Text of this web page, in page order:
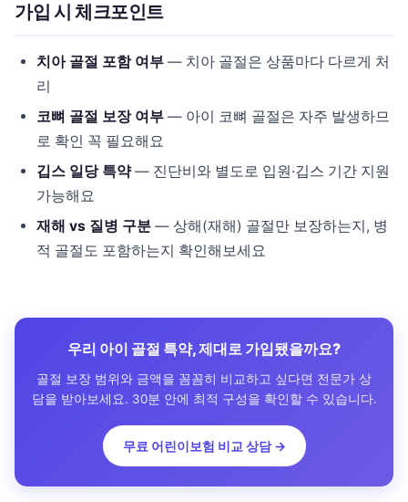
가입 시 체크포인트
치아 골절 포함 여부 — 치아 골절은 상품마다 다르게 처
리
코뼈 골절 보장 여부 — 아이 코뼈 골절은 자주 발생하므
로 확인 꼭 필요해요
깁스 일당 특약— 진단비와 별도로 입원·깁스 기간 지원
가능해요
재해 vs 질병 구분 — 상해(재해) 골절만 보장하는지, 병
적 골절도 포함하는지 확인해보세요
우리 아이 골절 특약, 제대로 가입됐을까요?
골절 보장 범위와 금액을 꼼꼼히 비교하고 싶다면 전문가 상
담을 받아보세요. 30분 안에 최적 구성을 확인할 수 있습니다.
무료 어린이보험 비교 상담 →